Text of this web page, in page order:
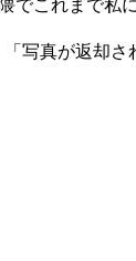
でこれまで私
写真が返却さ